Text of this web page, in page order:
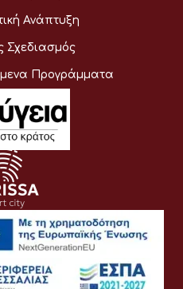
Ανάπτυξη
Σχεδιασμός
Προγράμματα